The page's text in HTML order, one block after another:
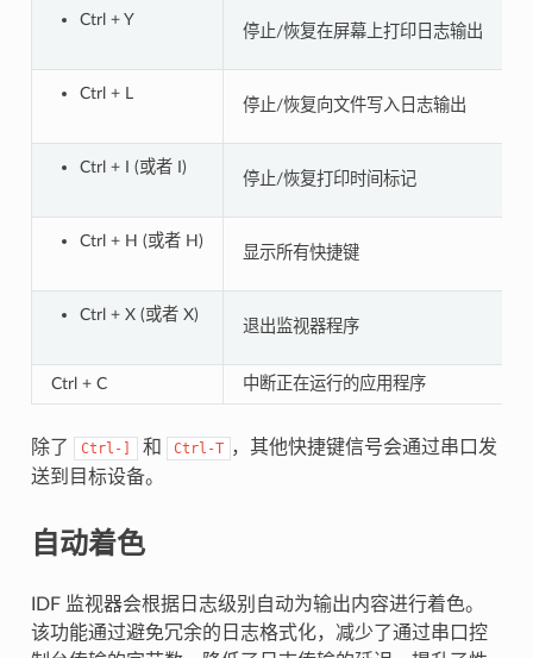
Ctrl + Y
停止/恢复在屏幕上打印日志输出
Ctrl + L
停止/恢复向文件写入日志输出
Ctrl + I (或者 I)
停止/恢复打印时间标记
Ctrl + H (或者 H)
显示所有快捷键
Ctrl + X (或者 X)
退出监视器程序
Ctrl + C 中断正在运行的应用程序
除了 Ctrl-] 和 Ctrl-T ，其他快捷键信号会通过串口发
送到目标设备。
自动着色
IDF 监视器会根据日志级别自动为输出内容进行着色。
该功能通过避免冗余的日志格式化，减少了通过串口控